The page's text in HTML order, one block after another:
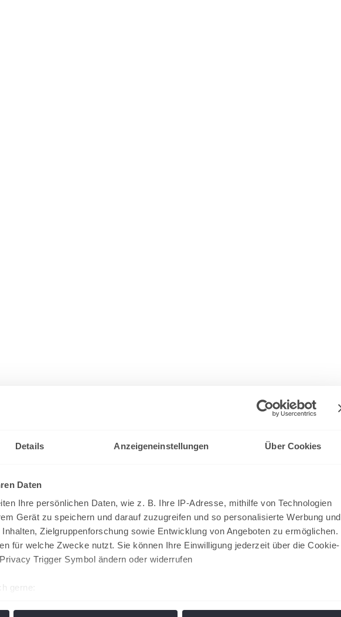
Details Anzeigeneinstellungen Über Cookies
Daten
Ihre persönlichen Daten, wie z. B. Ihre IP-Adresse, mithilfe von Technologien
Gerät zu speichern und darauf zuzugreifen und so personalisierte Werbung und
Zielgruppenforschung sowie Entwicklung von Angeboten zu ermöglichen.
für welche Zwecke nutzt. Sie können Ihre Einwilligung jederzeit über die Cookie-
Trigger Symbol ändern oder widerrufen
gerne: